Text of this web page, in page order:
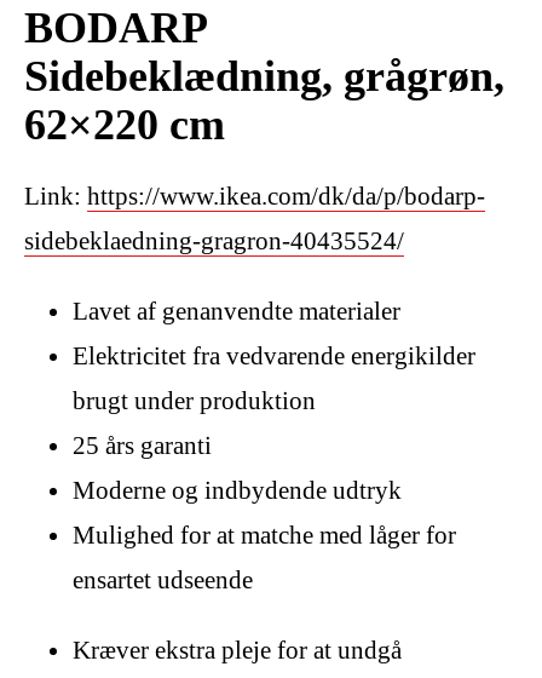
BODARP
Sidebeklædning, grågrøn,
62×220 cm
Link: https://www.ikea.com/dk/da/p/bodarp-
sidebeklaedning-gragron-40435524/
Lavet af genanvendte materialer
Elektricitet fra vedvarende energikilder
brugt under produktion
25 års garanti
Moderne og indbydende udtryk
Mulighed for at matche med låger for
ensartet udseende
Kræver ekstra pleje for at undgå